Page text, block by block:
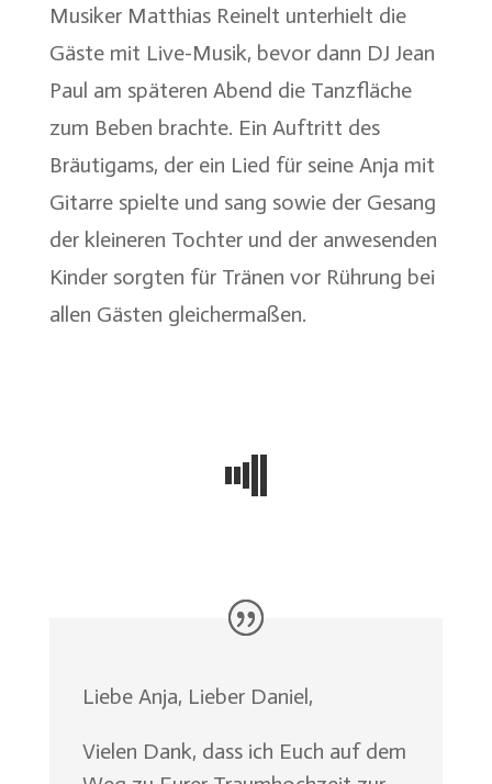
Musiker Matthias Reinelt unterhielt die
Gäste mit Live-Musik, bevor dann DJ Jean
Paul am späteren Abend die Tanzfläche
zum Beben brachte. Ein Auftritt des
Bräutigams, der ein Lied für seine Anja mit
Gitarre spielte und sang sowie der Gesang
der kleineren Tochter und der anwesenden
Kinder sorgten für Tränen vor Rührung bei
allen Gästen gleichermaßen.
Liebe Anja, Lieber Daniel,
Vielen Dank, dass ich Euch auf dem